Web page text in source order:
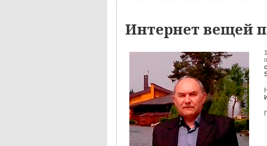
Интернет вещей